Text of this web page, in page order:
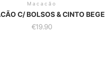
Macacão
C/ BOLSOS & CINTO BEGE
€19.90